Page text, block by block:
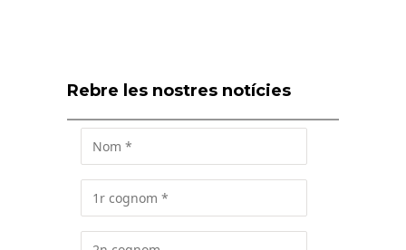
Rebre les nostres notícies